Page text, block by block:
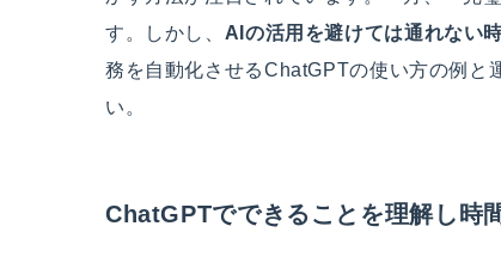
す。しかし、 AIの活用を避けては通れない
務を自動化させるChatGPTの使い方の例と
い。
ChatGPTでできることを理解し時